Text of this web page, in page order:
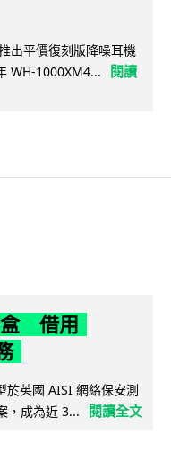
出平價復刻版降噪耳機
WH-1000XM4...
閱讀
盒 借用
英國 AISI 網絡保安測
，成為近 3...
閱讀全文